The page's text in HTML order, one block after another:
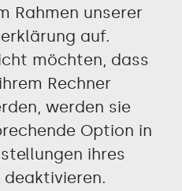
Rahmen unserer
auf.
möchten, dass
Rechner
werden sie
Option in
ihres
deaktivieren.